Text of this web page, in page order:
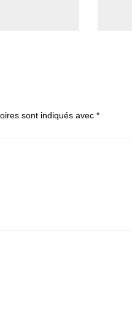
sont indiqués avec *